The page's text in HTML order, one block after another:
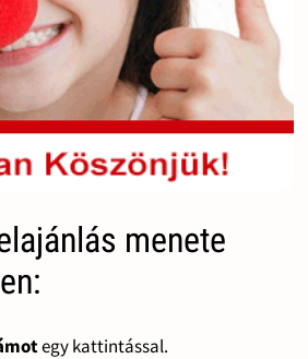
menete
egy kattintással.